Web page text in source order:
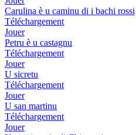
Carulina è u caminu di i bachi rossi
Téléchargement
Jouer
Petru è u castagnu
Téléchargement
Jouer
U sicretu
Téléchargement
Jouer
U san martinu
Téléchargement
Jouer